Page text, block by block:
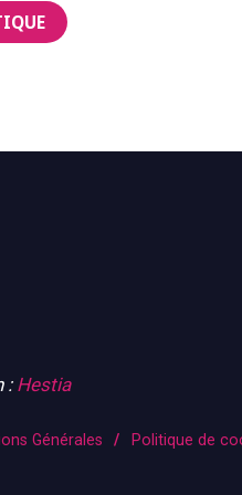
:Hestia
Générales / Politique de